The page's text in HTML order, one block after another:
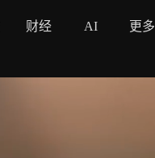
财经 AI 更多